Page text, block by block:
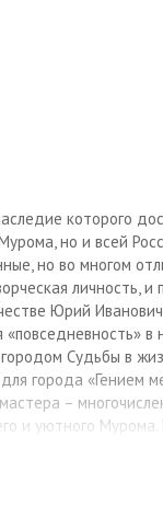
которого
но и всей
но во многом
личность, и
Юрий
в
Судьбы в
города «Гением
–
и уютного
становление
И. Беззубов в